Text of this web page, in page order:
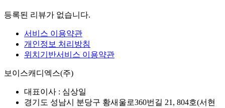
등록된 리뷰가 없습니다.
서비스 이용약관
개인정보 처리방침
위치기반서비스 이용약관
보이스캐디엑스(주)
대표이사 : 심상일
경기도 성남시 분당구 황새울로360번길 21, 804호(서현